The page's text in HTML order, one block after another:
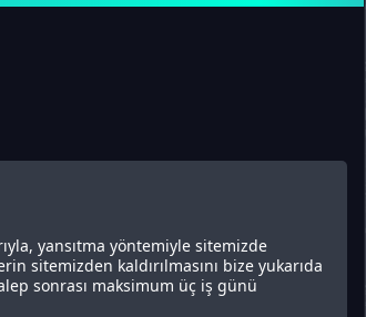
yansıtma yöntemiyle sitemizde
sitemizden kaldırılmasını bize yukarıda
sonrası maksimum üç iş günü